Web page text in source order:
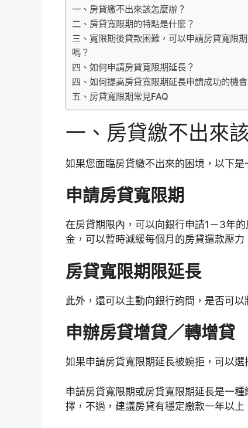
一、房貸繳不出來該怎麼辦？
二、房貸寬限期的特點是什麼？
三、寬限期後貸款困難，可以申請房貸寬限
嗎？
四、如何申請房貸寬限期延長？
四、如何提高房貸寬限期延長申請成功的機會
五、房貸寬限期常見FAQ
一、房貸繳不出來
如果您面臨房貸繳不出來的困境，以下是
申請房貸寬限期
在房貸期限內，可以向銀行申請1－3年
金，可以暫時減緩每個月的房貸還款壓力
房貸寬限期限延長
此外，還可以主動向銀行詢問，是否可以
申辦房貸增貸／轉增貸
如果申請房貸寬限期延長被婉拒，可以選
申請房貸寬限期或房貸寬限期延長是一
擇，不過，建議房貸有穩定繳款一年以上